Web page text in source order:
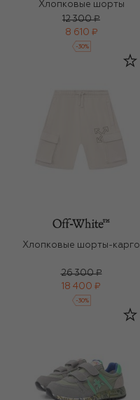
Хлопковые шорты
12 300 ₽
8 610 ₽
-30%
Хлопковые шорты-карго
26 300 ₽
18 400 ₽
-30%